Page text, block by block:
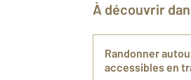
À découvrir
Randonner
accessibles en